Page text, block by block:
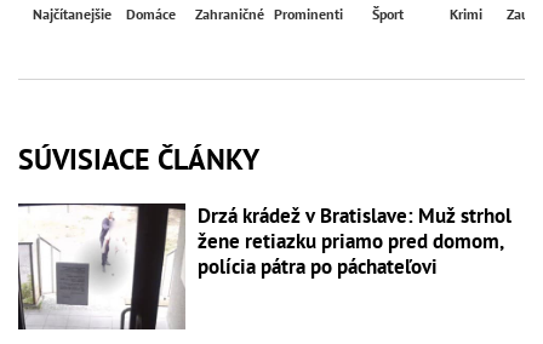
Najčítanejšie Domáce Zahraničné Prominenti Šport Krimi
SÚVISIACE ČLÁNKY
Drzá krádež v Bratislave: Muž strhol
žene retiazku priamo pred domom,
polícia pátra po páchateľovi